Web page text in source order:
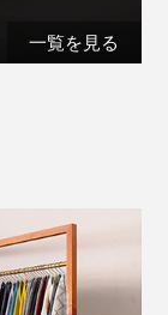
一覧を見る